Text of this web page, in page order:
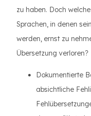
zu haben. Doch
Sprachen, in denen
werden, ernst zu
Übersetzung verloren?
Dokumentierte
absichtliche